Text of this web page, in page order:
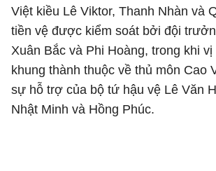
Việt kiều Lê Viktor, Thanh Nhàn và
tiền vệ được kiểm soát bởi đội
Xuân Bắc và Phi Hoàng, trong khi
khung thành thuộc về thủ môn Cao
sự hỗ trợ của bộ tứ hậu vệ Lê Văn
Nhật Minh và Hồng Phúc.